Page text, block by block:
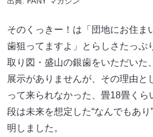
そのくっきー！は「団地にお住ま
歯狙ってますよ」とらしさたっぷ
取り図・盛山の銀歯をいただいた
展示がありませんが、その理由と
って来られなかった、畳18畳く
段は未来を想定した“なんでもあ
明しました。